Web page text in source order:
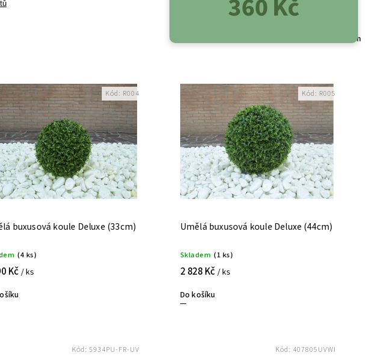
položek celkem
buxusová koule Deluxe (33cm)
(4 ks)
Kč/ ks
Kód: R004
Umělá buxusová koule Deluxe (44cm)
Skladem (1 ks)
2 828 Kč/ ks
Do košíku
Kód: R005
Kód: 5934PU-FR-UV Kód: 407805UVWI
360 Kč
Do košíku